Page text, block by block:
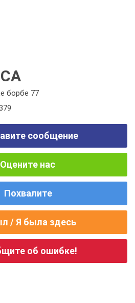
борбе 77
сообщение
Оцените нас
Похвалите
/ Я была здесь
об ошибке!